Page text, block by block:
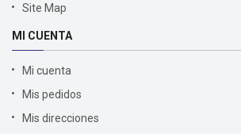
Site Map
MI CUENTA
Mi cuenta
Mis pedidos
Mis direcciones